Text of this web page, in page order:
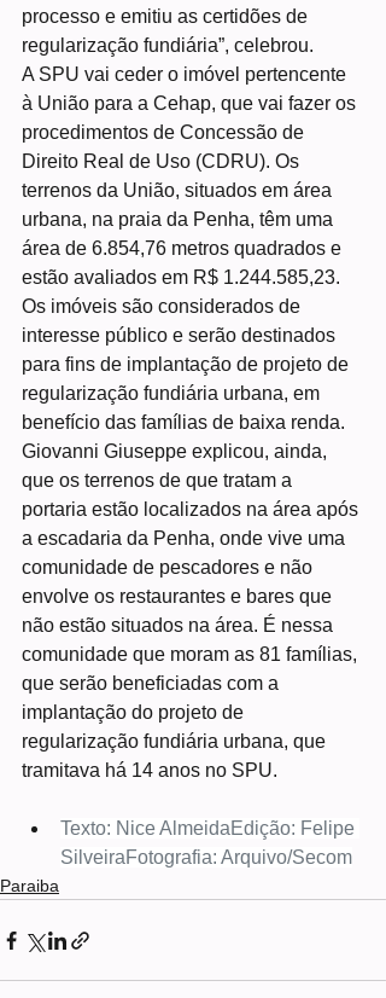
processo e emitiu as certidões de
regularização fundiária”, celebrou.
A SPU vai ceder o imóvel pertencente
à União para a Cehap, que vai fazer os
procedimentos de Concessão de
Direito Real de Uso (CDRU). Os
terrenos da União, situados em área
urbana, na praia da Penha, têm uma
área de 6.854,76 metros quadrados e
estão avaliados em R$ 1.244.585,23.
Os imóveis são considerados de
interesse público e serão destinados
para fins de implantação de projeto de
regularização fundiária urbana, em
benefício das famílias de baixa renda.
Giovanni Giuseppe explicou, ainda,
que os terrenos de que tratam a
portaria estão localizados na área após
a escadaria da Penha, onde vive uma
comunidade de pescadores e não
envolve os restaurantes e bares que
não estão situados na área. É nessa
comunidade que moram as 81 famílias,
que serão beneficiadas com a
implantação do projeto de
regularização fundiária urbana, que
tramitava há 14 anos no SPU.
Texto: Nice AlmeidaEdição: Felipe
SilveiraFotografia: Arquivo/Secom
Paraiba